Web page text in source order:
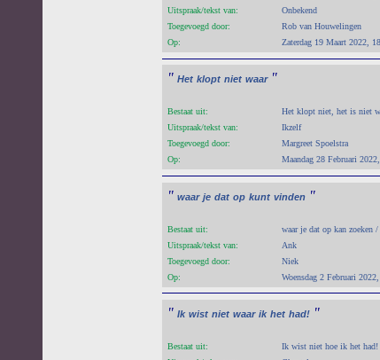
Uitspraak/tekst van:
Onbekend
Toegevoegd door:
Rob van Houwelingen
Op:
Zaterdag 19 Maart 2022,
" Het klopt niet waar "
Bestaat uit:
Het klopt niet, het is niet
Uitspraak/tekst van:
Ikzelf
Toegevoegd door:
Margreet Spoelstra
Op:
Maandag 28 Februari
" waar je dat op kunt vinden "
Bestaat uit:
waar je dat op kan zoeken
Uitspraak/tekst van:
Ank
Toegevoegd door:
Niek
Op:
Woensdag 2 Februari
" Ik wist niet waar ik het had! "
Bestaat uit:
Ik wist niet hoe ik het had!